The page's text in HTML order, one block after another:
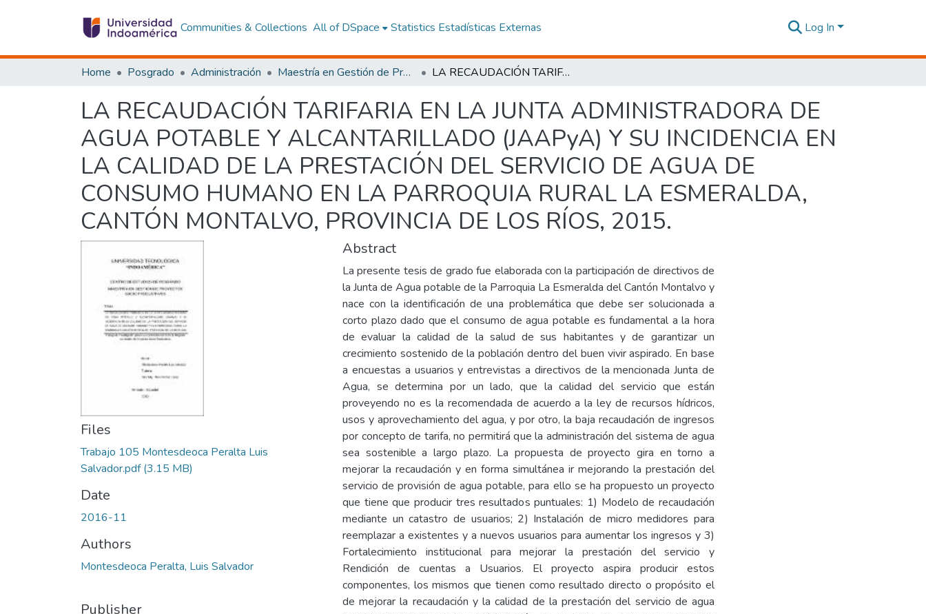
Communities & Collections All of DSpace Statistics Estadísticas Externas Log In
Home Posgrado Administración Maestría en Gestión de Proyectos Socioproductivos LA RECAUDACIÓN TARIFARIA EN LA JUNTA ADMINISTRADORA DE AGUA POTABLE Y ALCANTARILLADO (JAAPyA) Y SU INCIDENCIA EN LA CALIDAD DE LA PRESTACIÓN DEL SERVICIO DE AGUA DE CONSUMO HUMANO EN LA PARROQUIA RURAL LA ESMERALDA, CANTÓN MONTALVO, PROVINCIA DE LOS RÍOS, 2015.
LA RECAUDACIÓN TARIFARIA EN LA JUNTA ADMINISTRADORA DE
AGUA POTABLE Y ALCANTARILLADO (JAAPyA) Y SU INCIDENCIA EN
LA CALIDAD DE LA PRESTACIÓN DEL SERVICIO DE AGUA DE
CONSUMO HUMANO EN LA PARROQUIA RURAL LA ESMERALDA,
CANTÓN MONTALVO, PROVINCIA DE LOS RÍOS, 2015.
Files
Trabajo 105 Montesdeoca Peralta Luis
Salvador.pdf(3.15 MB)
Date
2016-11
Authors
Montesdeoca Peralta, Luis Salvador
Publisher
Abstract
La presente tesis de grado fue elaborada con la participación de directivos de
la Junta de Agua potable de la Parroquia La Esmeralda del Cantón Montalvo y
nace con la identificación de una problemática que debe ser solucionada a
corto plazo dado que el consumo de agua potable es fundamental a la hora
de evaluar la calidad de la salud de sus habitantes y de garantizar un
crecimiento sostenido de la población dentro del buen vivir aspirado. En base
a encuestas a usuarios y entrevistas a directivos de la mencionada Junta de
Agua, se determina por un lado, que la calidad del servicio que están
proveyendo no es la recomendada de acuerdo a la ley de recursos hídricos,
usos y aprovechamiento del agua, y por otro, la baja recaudación de ingresos
por concepto de tarifa, no permitirá que la administración del sistema de agua
sea sostenible a largo plazo. La propuesta de proyecto gira en torno a
mejorar la recaudación y en forma simultánea ir mejorando la prestación del
servicio de provisión de agua potable, para ello se ha propuesto un proyecto
que tiene que producir tres resultados puntuales: 1) Modelo de recaudación
mediante un catastro de usuarios; 2) Instalación de micro medidores para
reemplazar a existentes y a nuevos usuarios para aumentar los ingresos y 3)
Fortalecimiento institucional para mejorar la prestación del servicio y
Rendición de cuentas a Usuarios. El proyecto aspira producir estos
componentes, los mismos que tienen como resultado directo o propósito el
de mejorar la recaudación y la calidad de la prestación del servicio de agua